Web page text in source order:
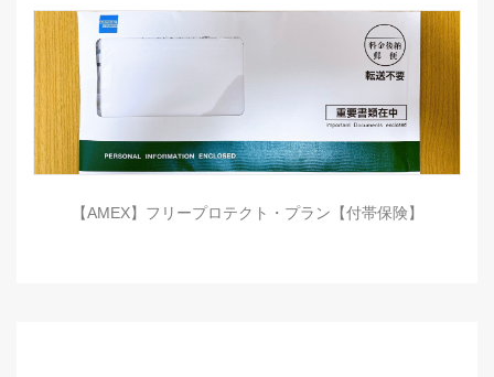
【AMEX】フリープロテクト・プラン【付帯保険】